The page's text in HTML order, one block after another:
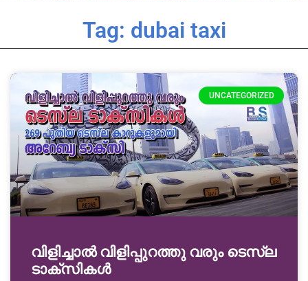
Tag: dubai taxi
UNCATEGORIZED
വിളിച്ചാൽ വിളിപ്പുറത്തു വരും ടെസ്‌ല
ടാക്‌സികൾ